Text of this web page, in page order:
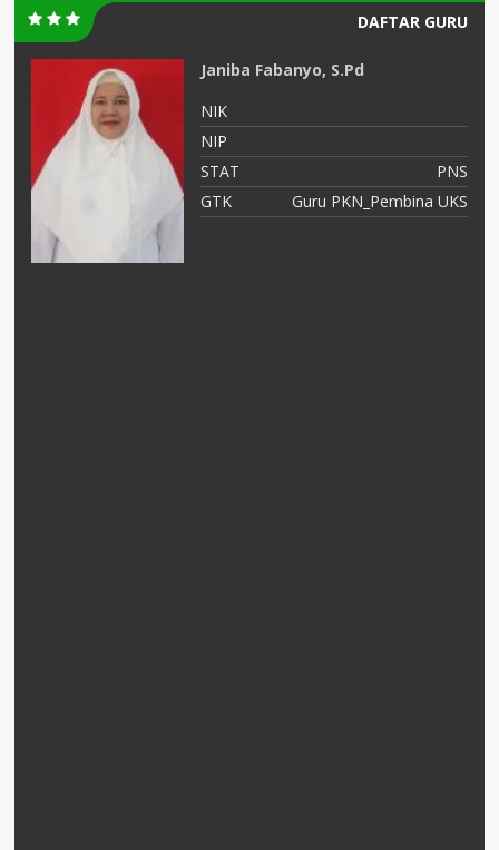
DAFTAR GURU
Janiba Fabanyo, S.Pd
NIK
NIP
STAT
PNS
GTK
Guru PKN_Pembina UKS